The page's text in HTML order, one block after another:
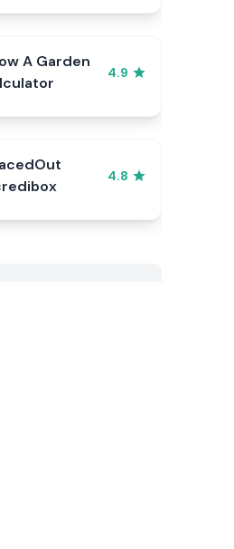
A Garden
4.9
4.8